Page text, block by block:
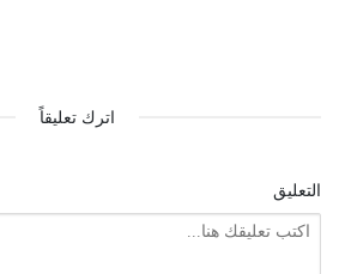
اترك تعليقاً
التعليق